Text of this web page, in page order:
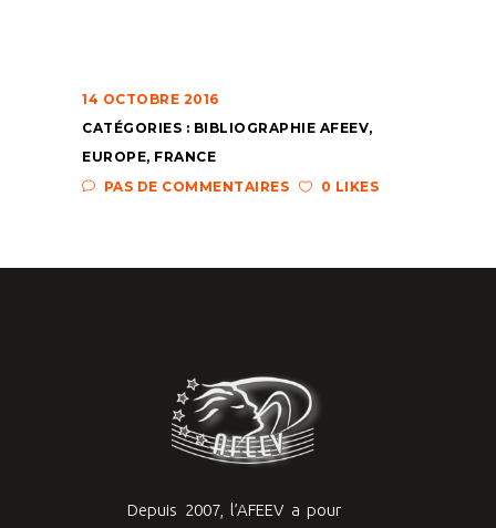
14 OCTOBRE 2016
CATÉGORIES : BIBLIOGRAPHIE AFEEV,
EUROPE, FRANCE
PAS DE COMMENTAIRES
0 LIKES
Depuis 2007, l’AFEEV a pour